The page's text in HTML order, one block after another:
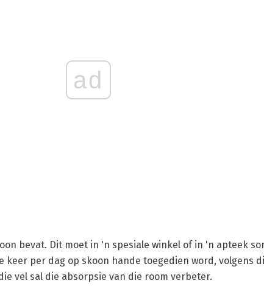
ad
bevat. Dit moet in 'n spesiale winkel of in 'n apteek
keer per dag op skoon hande toegedien word, volgens
vel sal die absorpsie van die room verbeter.